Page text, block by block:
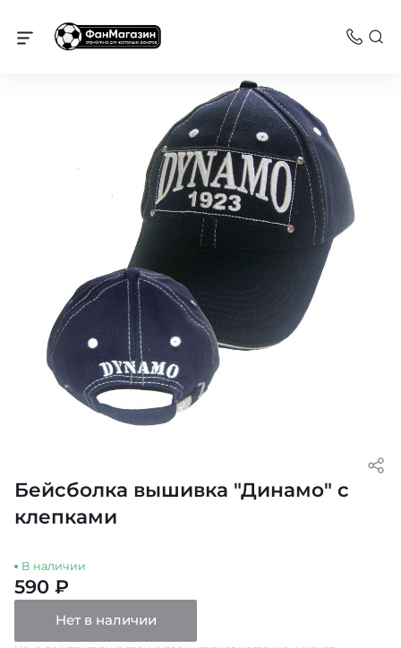
Динамо
Бейсболка вышивка "Динамо" с
клепками
В наличии
590 ₽
Нет в наличии